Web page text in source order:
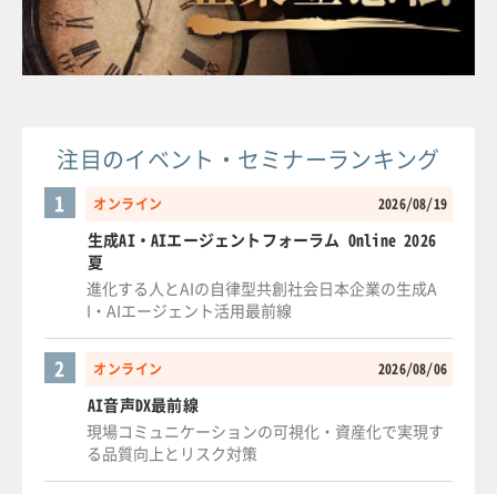
注目のイベント・セミナーランキング
オンライン 2026/08/19
1
生成AI・AIエージェントフォーラム Online 2026
夏
進化する人とAIの自律型共創社会日本企業の生成A
I・AIエージェント活用最前線
オンライン 2026/08/06
2
AI音声DX最前線
現場コミュニケーションの可視化・資産化で実現す
る品質向上とリスク対策